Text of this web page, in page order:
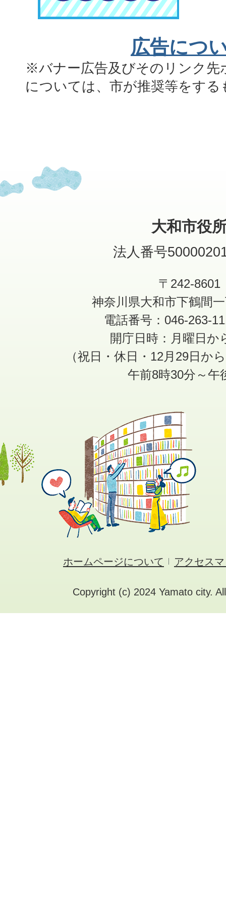
広告につ
※バナー広告及びそのリンク先
については、市が推奨等をす
大和市役
法人番号
〒242-8601
神奈川県大和市下鶴間
電話番号：046-263-
開庁日時：月曜日か
（祝日・休日・12月29日か
午前8時30分～午
ホームページについて アクセス
Copyright (c) 2024 Yamato city.